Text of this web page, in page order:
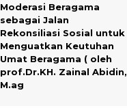
Moderasi Beragama
sebagai Jalan
Rekonsiliasi Sosial untuk
Menguatkan Keutuhan
Umat Beragama ( oleh
prof.Dr.KH. Zainal Abidin,
M.ag